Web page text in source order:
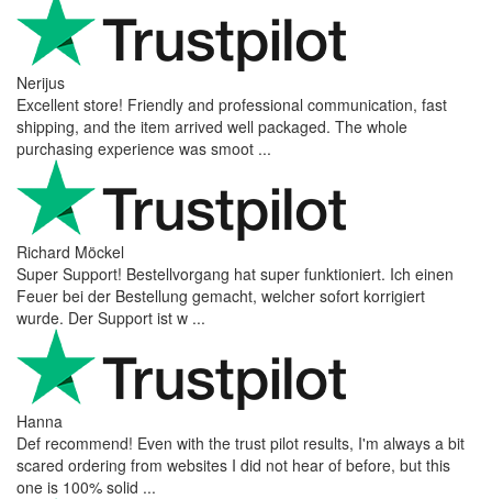
Nerijus
Excellent store! Friendly and professional communication, fast
shipping, and the item arrived well packaged. The whole
purchasing experience was smoot ...
Richard Möckel
Super Support! Bestellvorgang hat super funktioniert. Ich einen
Feuer bei der Bestellung gemacht, welcher sofort korrigiert
wurde. Der Support ist w ...
Hanna
Def recommend! Even with the trust pilot results, I'm always a bit
scared ordering from websites I did not hear of before, but this
one is 100% solid ...